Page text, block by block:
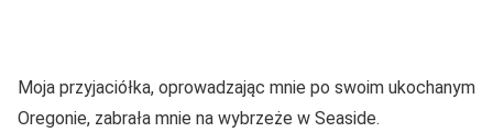
Moja przyjaciółka, oprowadzając mnie po swoim ukochanym
Oregonie, zabrała mnie na wybrzeże w Seaside.